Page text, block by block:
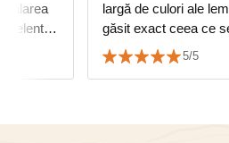
largă de culori ale
găsit exact ceea ce
cu mobilierul. Montaj
😊
5/5